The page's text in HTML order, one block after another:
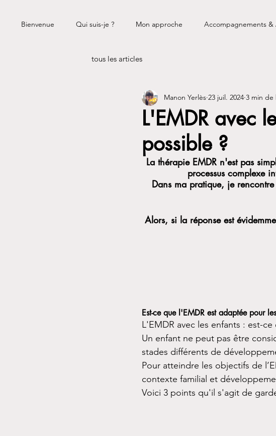
Bienvenue Qui suis-je ? Mon approche Accompagnements &
tous les articles
L'EMDR avec
possible ?
Manon Yerlès 23 juil. 2024 3 min de
La thérapie EMDR n'est pas
processus complexe
Dans ma pratique, je
Alors, si la réponse est
Est-ce que l'EMDR est adaptée pour
L'EMDR avec les enfants : est-
Un enfant ne peut pas être
stades différents de
Pour atteindre les objectifs de
contexte familial et
Voici 3 points qu'il s'agit de